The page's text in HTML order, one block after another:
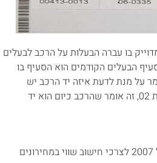
בו עברה הבעלות על הרכב לבעלים
סעיף הבעלים הקודמים הוא הסעיף בו
על מנת לדעת איזה יד הרכב יש
להוסיף למספר הרשום 1. במקרה האמור – רשום בסעיף בעלויות קודמות 02, זה אומר שהרכב כיום הוא יד
6. שנת ייצור – סעיף זה מצביע על 'מודל הרכב'. הרכב בדוגמא הוא מודל 2007 לצרכי חישוב שווי במחירונים